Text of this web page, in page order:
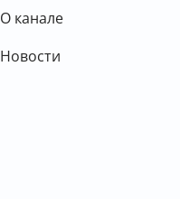
О канале
Новости